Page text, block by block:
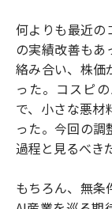
何よりも最近の
の実績改善もあ
絡み合い、株価
った。コスピ
で、小さな悪材
った。今回の
過程と見るべき
もちろん、無条